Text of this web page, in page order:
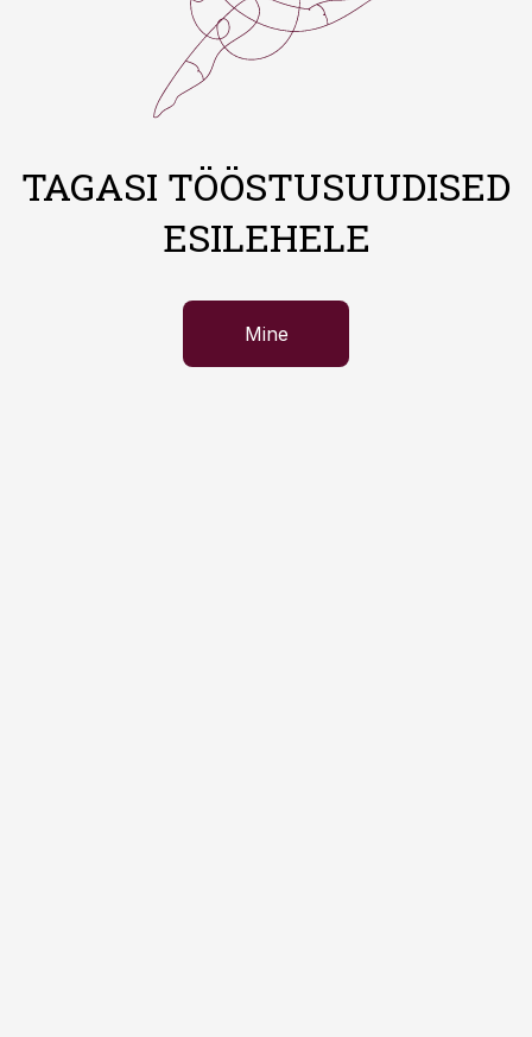
TAGASI TÖÖSTUSUUDISED
ESILEHELE
Mine